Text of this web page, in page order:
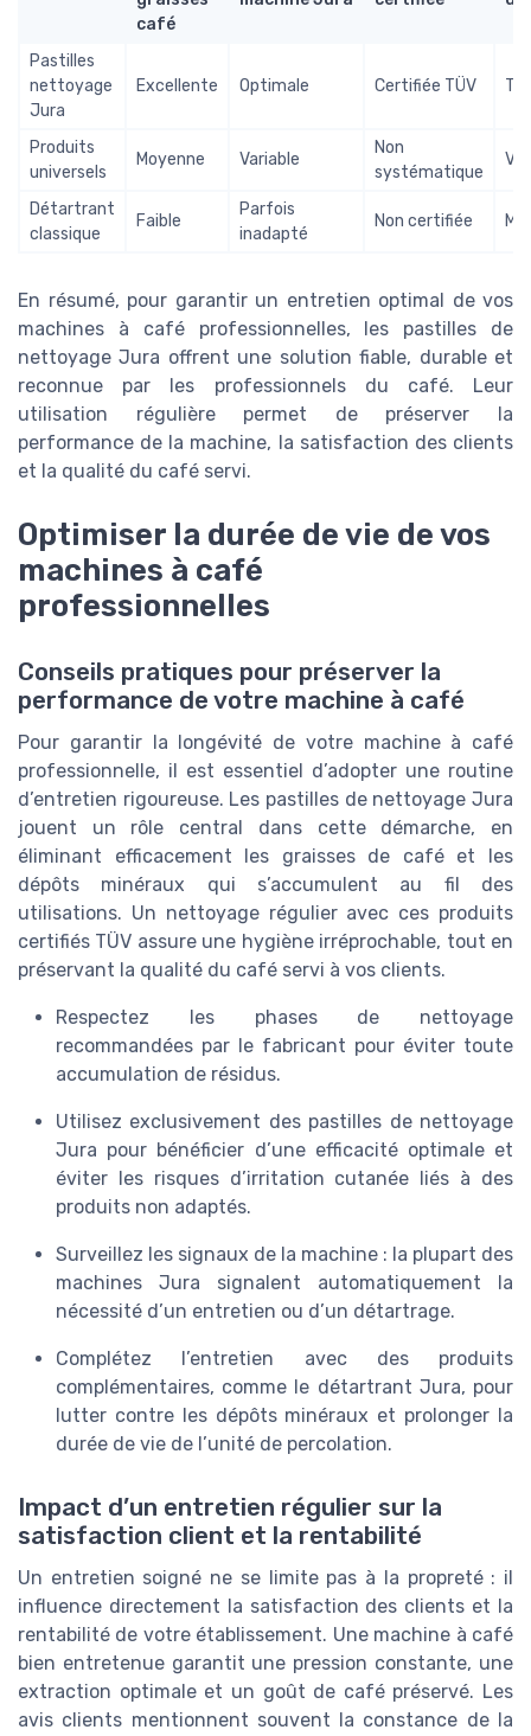
café
Pastilles
nettoyage
Jura
Excellente Optimale Certifiée TÜV
Produits
universels
Moyenne Variable
Non
systématique
Détartrant
classique
Faible
Parfois
inadapté
Non certifiée
En résumé, pour garantir un entretien optimal de vos
machines à café professionnelles, les pastilles de
nettoyage Jura offrent une solution fiable, durable et
reconnue par les professionnels du café. Leur
utilisation régulière permet de préserver la
performance de la machine, la satisfaction des clients
et la qualité du café servi.
Optimiser la durée de vie de vos
machines à café
professionnelles
Conseils pratiques pour préserver la
performance de votre machine à café
Pour garantir la longévité de votre machine à café
professionnelle, il est essentiel d’adopter une routine
d’entretien rigoureuse. Les pastilles de nettoyage Jura
jouent un rôle central dans cette démarche, en
éliminant efficacement les graisses de café et les
dépôts minéraux qui s’accumulent au fil des
utilisations. Un nettoyage régulier avec ces produits
certifiés TÜV assure une hygiène irréprochable, tout en
préservant la qualité du café servi à vos clients.
Respectez les phases de nettoyage
recommandées par le fabricant pour éviter toute
accumulation de résidus.
Utilisez exclusivement des pastilles de nettoyage
Jura pour bénéficier d’une efficacité optimale et
éviter les risques d’irritation cutanée liés à des
produits non adaptés.
Surveillez les signaux de la machine : la plupart des
machines Jura signalent automatiquement la
nécessité d’un entretien ou d’un détartrage.
Complétez l’entretien avec des produits
complémentaires, comme le détartrant Jura, pour
lutter contre les dépôts minéraux et prolonger la
durée de vie de l’unité de percolation.
Impact d’un entretien régulier sur la
satisfaction client et la rentabilité
Un entretien soigné ne se limite pas à la propreté : il
influence directement la satisfaction des clients et la
rentabilité de votre établissement. Une machine à café
bien entretenue garantit une pression constante, une
extraction optimale et un goût de café préservé. Les
avis clients mentionnent souvent la constance de la